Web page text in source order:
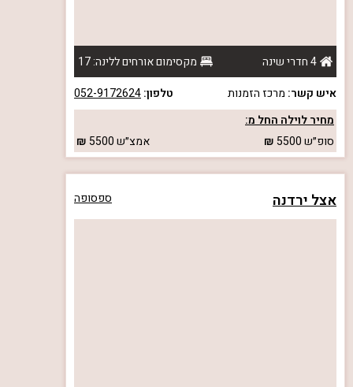
4 חדרי שינה
מקסימום אורחים ללינה: 17
איש קשר: מרכז הזמנות טלפון:052-9172624
מחיר לוילה החל מ:
סופ״ש5500 אמצ״ש5500
אצל ירדנה ספסופה